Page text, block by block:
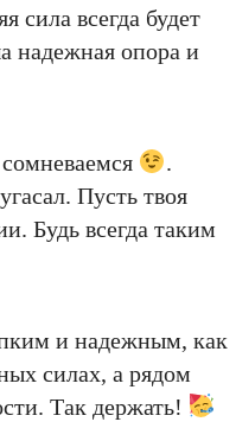
сила всегда будет
надежная опора и
.
Пусть твоя
Будь всегда таким
и надежным, как
силах, а рядом
Так держать!